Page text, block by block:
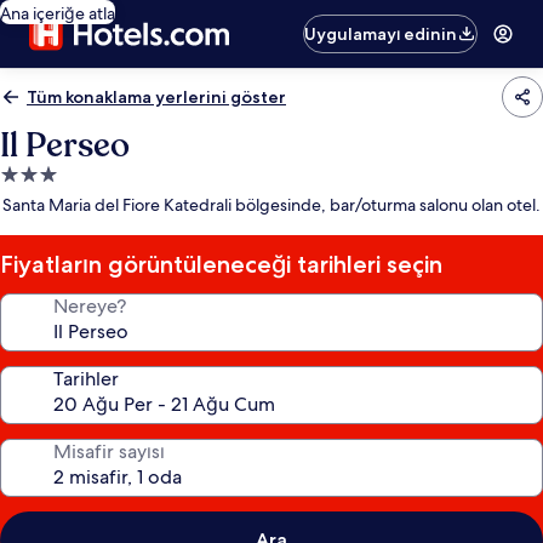
Ana içeriğe atla
Uygulamayı edinin
Tüm konaklama yerlerini göster
Il Perseo
3.0
yıldızlı
yeri
Santa Maria del Fiore Katedrali bölgesinde, bar/oturma salonu olan otel.
Fiyatların görüntüleneceği tarihleri seçin
Nereye?
Tarihler
Misafir sayısı